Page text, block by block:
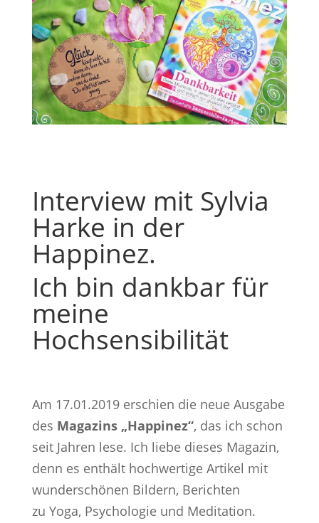
Interview mit Sylvia
Harke in der
Happinez.
Ich bin dankbar für
meine
Hochsensibilität
Am 17.01.2019 erschien die neue Ausgabe
des Magazins „Happinez“, das ich schon
seit Jahren lese. Ich liebe dieses Magazin,
denn es enthält hochwertige Artikel mit
wunderschönen Bildern, Berichten
zu Yoga, Psychologie und Meditation.